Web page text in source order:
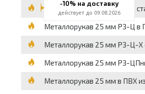
Металлорукав 25 мм РЗ-Ц
Металлорукав 25 мм РЗ-Ц в
Металлорукав 25 мм РЗ-Ц-Х
Металлорукав 25 мм РЗ-
Металлорукав 25 мм в ПВХ
-10% на доставку
действует до 09.08.2026